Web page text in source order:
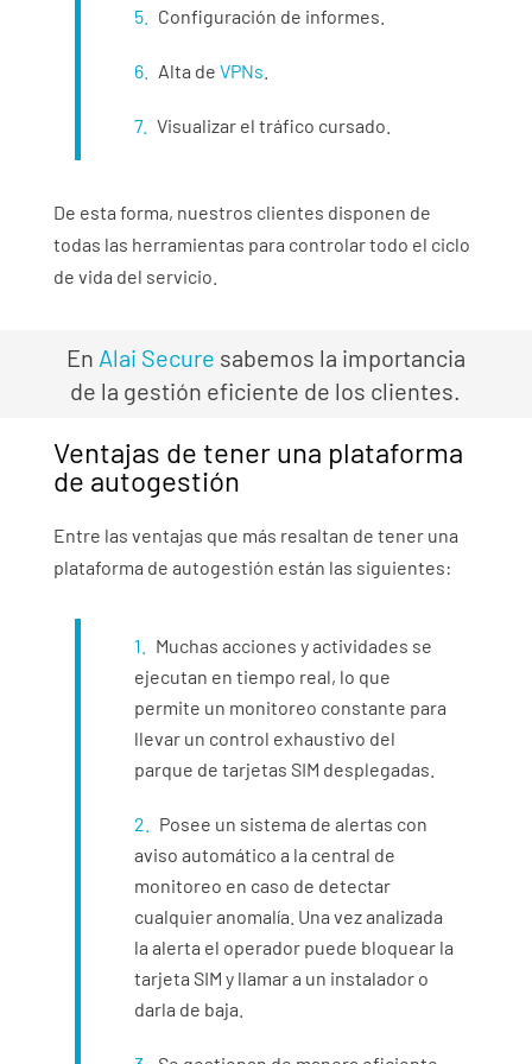
Configuración de informes.
Alta de VPNs
Visualizar el tráfico cursado.
De esta forma, nuestros clientes disponen de
todas las herramientas para controlar todo el ciclo
de vida del servicio.
En Alai Secure sabemos la importancia
de la gestión eficiente de los clientes.
Ventajas de tener una plataforma
de autogestión
Entre las ventajas que más resaltan de tener una
plataforma de autogestión están las siguientes:
Muchas acciones y actividades se
ejecutan en tiempo real, lo que
permite un monitoreo constante para
llevar un control exhaustivo del
parque de tarjetas SIM desplegadas.
Posee un sistema de alertas con
aviso automático a la central de
monitoreo en caso de detectar
cualquier anomalía. Una vez analizada
la alerta el operador puede bloquear la
tarjeta SIM y llamar a un instalador o
darla de baja.